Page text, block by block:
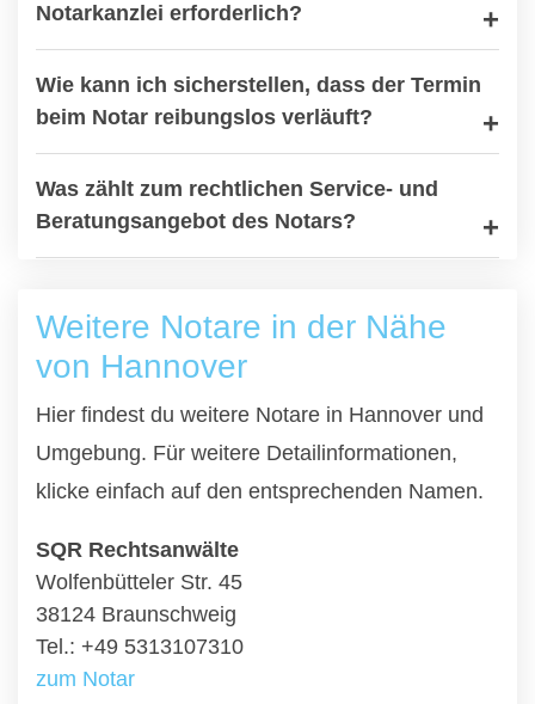
Notarkanzlei erforderlich?
Wie kann ich sicherstellen, dass der Termin
beim Notar reibungslos verläuft?
Was zählt zum rechtlichen Service- und
Beratungsangebot des Notars?
Weitere Notare in der Nähe
von Hannover
Hier findest du weitere Notare in Hannover und
Umgebung. Für weitere Detailinformationen,
klicke einfach auf den entsprechenden Namen.
SQR Rechtsanwälte
Wolfenbütteler Str. 45
38124 Braunschweig
Tel.: +49 5313107310
zum Notar